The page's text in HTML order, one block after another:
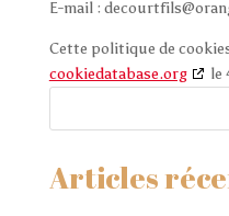
E-mail : decourtfils@
Cette politique de
cookiedatabase.org
le
Articles